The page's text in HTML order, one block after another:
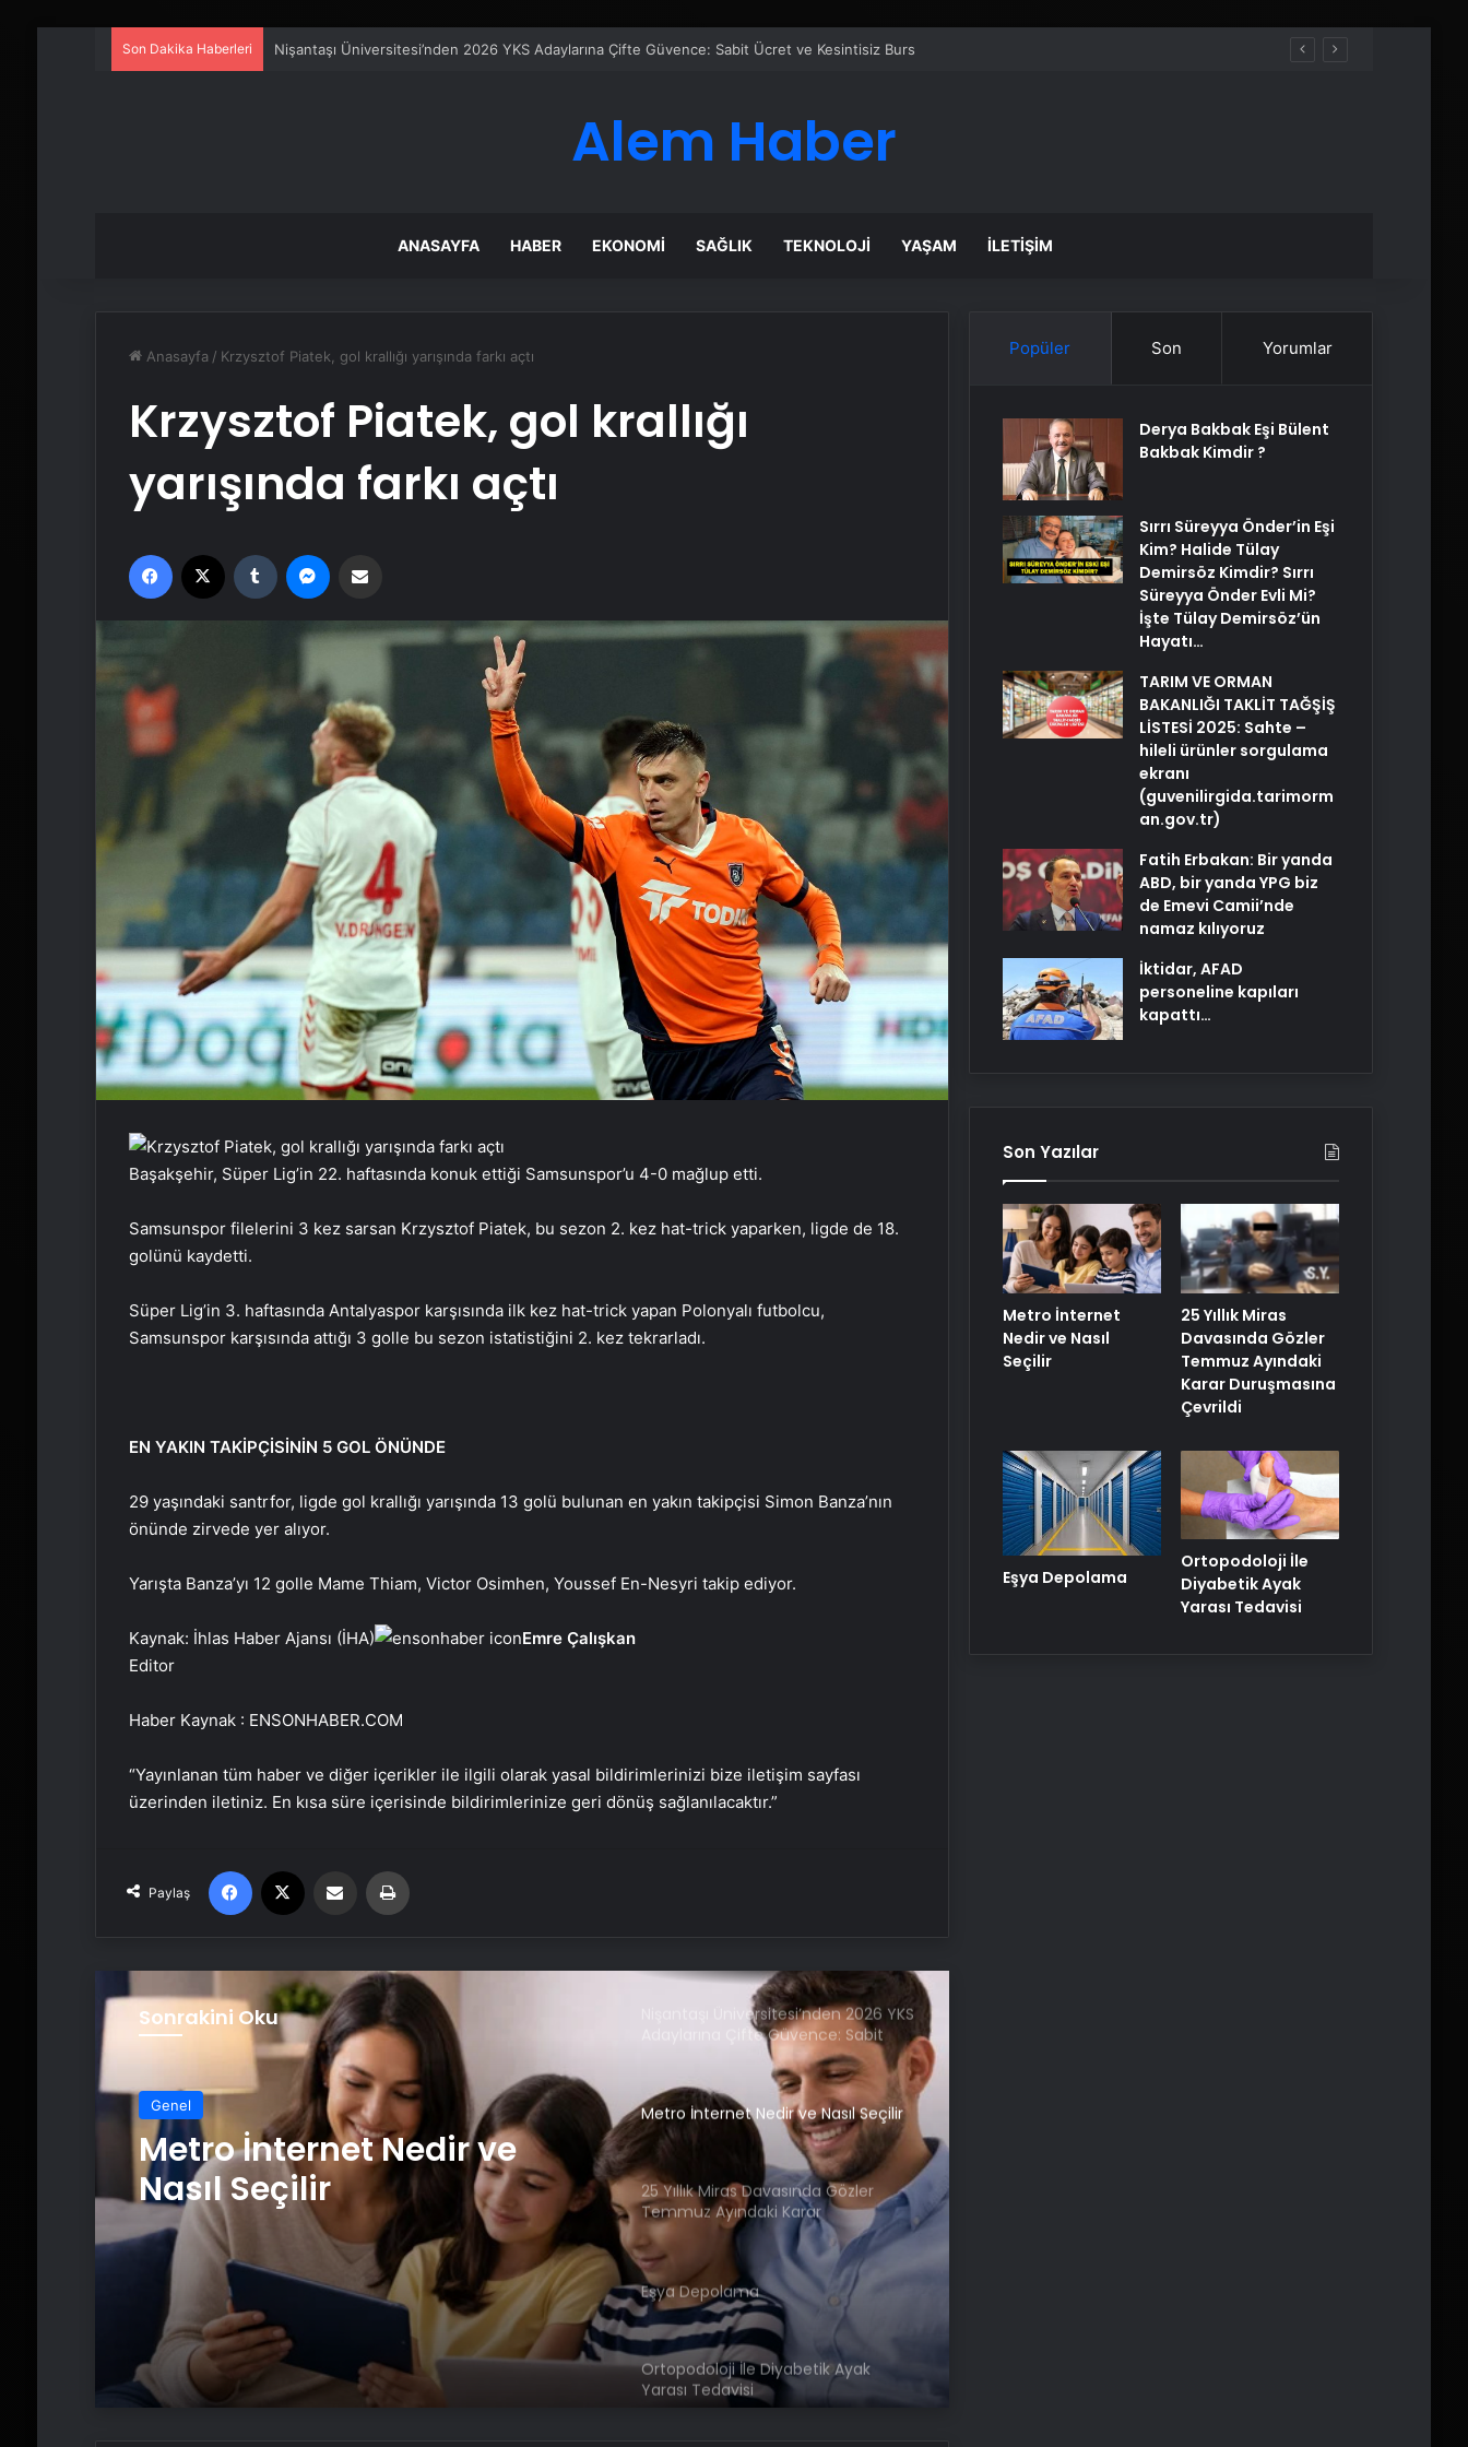
Son Dakika Haberleri Metro İnternet Nedir ve Nasıl Seçilir
Alem Haber
ANASAYFA HABER EKONOMI SAĞLIK TEKNOLOJI YAŞAM İLETIŞIM
Anasayfa / Krzysztof Piatek, gol krallığı yarışında farkı açtı
Krzysztof Piatek, gol krallığı
yarışında farkı açtı
Facebook Tumblr
Başakşehir, Süper Lig’in 22. haftasında konuk ettiği Samsunspor’u 4-0 mağlup etti.
Samsunspor filelerini 3 kez sarsan Krzysztof Piatek, bu sezon 2. kez hat-trick yaparken, ligde de 18.
golünü kaydetti.
Süper Lig’in 3. haftasında Antalyaspor karşısında ilk kez hat-trick yapan Polonyalı futbolcu,
Samsunspor karşısında attığı 3 golle bu sezon istatistiğini 2. kez tekrarladı.
EN YAKIN TAKİPÇİSİNİN 5 GOL ÖNÜNDE
29 yaşındaki santrfor, ligde gol krallığı yarışında 13 golü bulunan en yakın takipçisi Simon Banza’nın
önünde zirvede yer alıyor.
Yarışta Banza’yı 12 golle Mame Thiam, Victor Osimhen, Youssef En-Nesyri takip ediyor.
Kaynak: İhlas Haber Ajansı (İHA)
Emre Çalışkan
Editor
Haber Kaynak : ENSONHABER.COM
“Yayınlanan tüm haber ve diğer içerikler ile ilgili olarak yasal bildirimlerinizi bize iletişim sayfası
üzerinden iletiniz. En kısa süre içerisinde bildirimlerinize geri dönüş sağlanılacaktır.”
Paylaş
Facebook Email'den paylaş
Sonrakini Oku
Genel
Metro İnternet Nedir ve
Nasıl Seçilir
Ankara Yatak Yıkama ve Koltuk
Nişantaşı Üniversitesi’nden 2026 YKS
Adaylarına Çifte Güvence: Sabit
Ücret ve Kesintisiz Burs
Metro İnternet Nedir ve Nasıl Seçilir
25 Yıllık Miras Davasında Gözler
Temmuz Ayındaki Karar
Duruşmasına Çevrildi
Eşya Depolama
Ortopodoloji İle Diyabetik Ayak
Yarası Tedavisi
Popüler Son Yorumlar
Derya Bakbak Eşi Bülent
Bakbak Kimdir ?
Sırrı Süreyya Önder’in Eşi
Kim? Halide Tülay
Demirsöz Kimdir? Sırrı
Süreyya Önder Evli Mi?
İşte Tülay Demirsöz’ün
Hayatı…
TARIM VE ORMAN
BAKANLIĞI TAKLİT TAĞŞİŞ
LİSTESİ 2025: Sahte –
hileli ürünler sorgulama
ekranı
(guvenilirgida.tarimorm
an.gov.tr)
Fatih Erbakan: Bir yanda
ABD, bir yanda YPG biz
de Emevi Camii’nde
namaz kılıyoruz
İktidar, AFAD
personeline kapıları
kapattı…
Son Yazılar
Metro İnternet
Nedir ve Nasıl
Seçilir
25 Yıllık Miras
Davasında Gözler
Temmuz Ayındaki
Karar Duruşmasına
Çevrildi
Eşya Depolama
Ortopodoloji İle
Diyabetik Ayak
Yarası Tedavisi